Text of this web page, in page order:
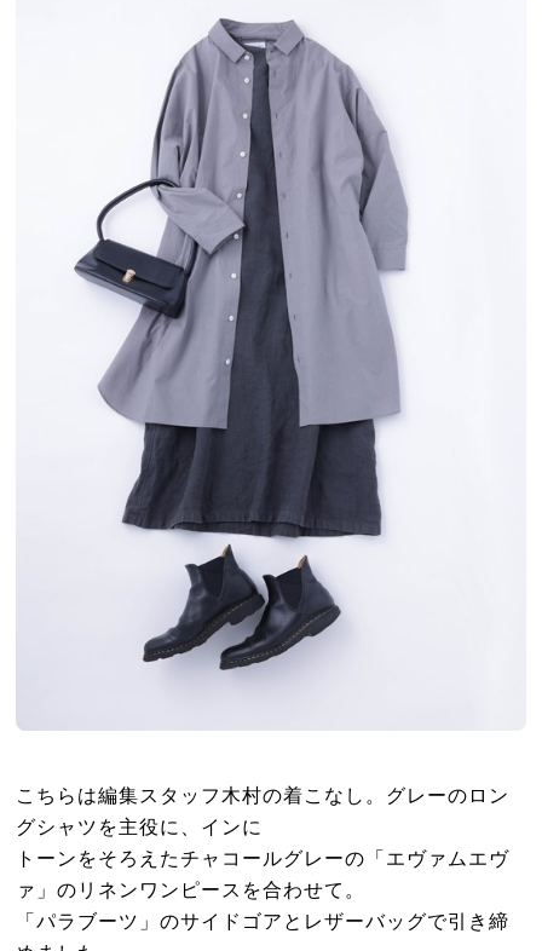
こちらは編集スタッフ木村の着こなし。グレーのロン
グシャツを主役に、インに
トーンをそろえたチャコールグレーの「エヴァムエヴ
ァ」のリネンワンピースを合わせて。
「パラブーツ」のサイドゴアとレザーバッグで引き締